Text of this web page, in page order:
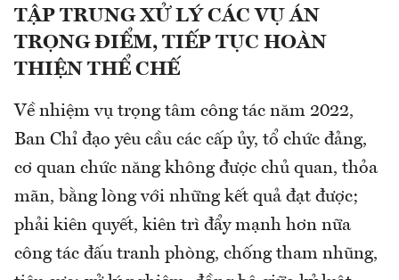
TẬP TRUNG XỬ LÝ CÁC VỤ ÁN
TRỌNG ĐIỂM, TIẾP TỤC HOÀN
THIỆN THỂ CHẾ
Về nhiệm vụ trọng tâm công tác năm 2022,
Ban Chỉ đạo yêu cầu các cấp ủy, tổ chức đảng,
cơ quan chức năng không được chủ quan, thỏa
mãn, bằng lòng với những kết quả đạt được;
phải kiên quyết, kiên trì đẩy mạnh hơn nữa
công tác đấu tranh phòng, chống tham nhũng,